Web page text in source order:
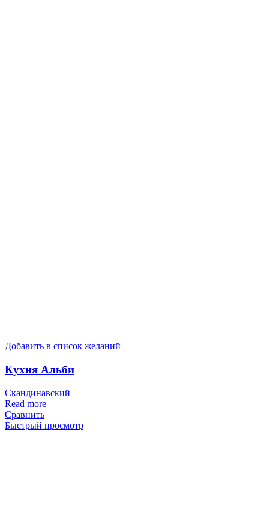
Добавить в список желаний
Кухня Альби
Скандинавский
Read more
Сравнить
Быстрый просмотр